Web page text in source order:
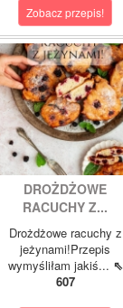
Zobacz przepis!
DROŻDŻOWE
RACUCHY Z...
Drożdżowe racuchy z
jeżynami!Przepis
wymyśliłam jakiś... ⇖
607